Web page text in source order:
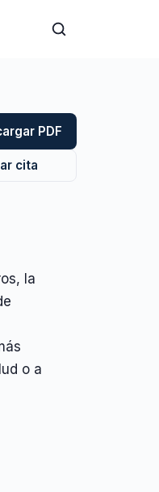
PDF
cita
la
o a